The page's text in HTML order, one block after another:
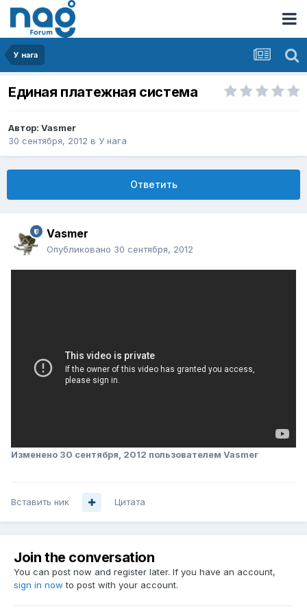
У нага
Единая платежная система
Автор: Vasmer
30 сентября, 2012 в У нага
Ответить
Vasmer
Опубликовано 30 сентября, 2012
Изменено 30 сентября, 2012 пользователем Vasmer
Вставить ник Цитата
Join the conversation
You can post now and register later. If you have an account,
sign in now to post with your account.